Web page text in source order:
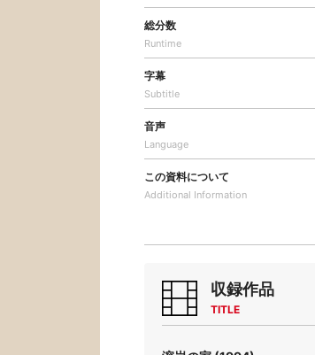
総分数
Runtime
字幕
Subtitle
音声
Language
この資料について
Additional Information
収録作品
TITLE